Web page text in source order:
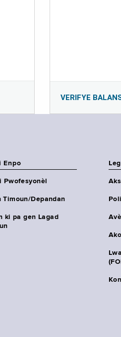
VERIFYE
Enpo
Pwofesyonèl
Timoun/Depandan
ki pa gen Lagad